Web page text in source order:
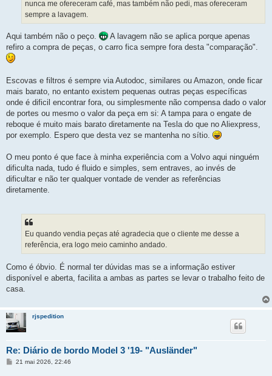
nunca me ofereceram café, mas também não pedi, mas ofereceram
sempre a lavagem.
Aqui também não o peço.
A lavagem não se aplica porque apenas
refiro a compra de peças, o carro fica sempre fora desta "comparação".
Escovas e filtros é sempre via Autodoc, similares ou Amazon, onde ficar
mais barato, no entanto existem pequenas outras peças específicas
onde é dificil encontrar fora, ou simplesmente não compensa dado o valor
de portes ou mesmo o valor da peça em si: A tampa para o engate de
reboque é muito mais barato diretamente na Tesla do que no Aliexpress,
por exemplo. Espero que desta vez se mantenha no sítio.
O meu ponto é que face à minha experiência com a Volvo aqui ninguém
dificulta nada, tudo é fluido e simples, sem entraves, ao invés de
dificultar e não ter qualquer vontade de vender as referências
diretamente.
Eu quando vendia peças até agradecia que o cliente me desse a
referência, era logo meio caminho andado.
Como é óbvio. É normal ter dúvidas mas se a informação estiver
disponível e aberta, facilita a ambas as partes se levar o trabalho feito de
casa.
rjspedition
Re: Diário de bordo Model 3 '19- "Ausländer"
M21 mai 2026, 22:46